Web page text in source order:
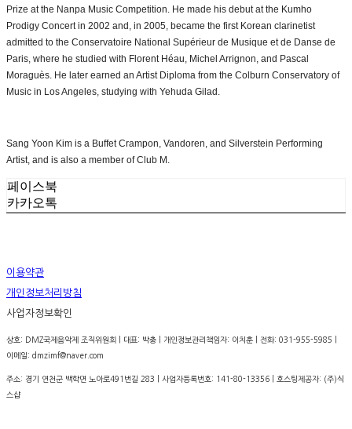
Prize at the Nanpa Music Competition. He made his debut at the Kumho
Prodigy Concert in 2002 and, in 2005, became the first Korean clarinetist
admitted to the Conservatoire National Supérieur de Musique et de Danse de
Paris, where he studied with Florent Héau, Michel Arrignon, and Pascal
Moraguès. He later earned an Artist Diploma from the Colburn Conservatory of
Music in Los Angeles, studying with Yehuda Gilad.
Sang Yoon Kim is a Buffet Crampon, Vandoren, and Silverstein Performing
Artist, and is also a member of Club M.
페이스북
카카오톡
이용약관
개인정보처리방침
사업자정보확인
상호: DMZ국제음악제 조직위원회 | 대표: 박충 | 개인정보관리책임자: 이치훈 | 전화: 031-955-5985 |
이메일: dmzimf@naver.com
주소: 경기 연천군 백학면 노아로491번길 283 | 사업자등록번호: 141-80-13356 | 호스팅제공자: (주)식
스샵